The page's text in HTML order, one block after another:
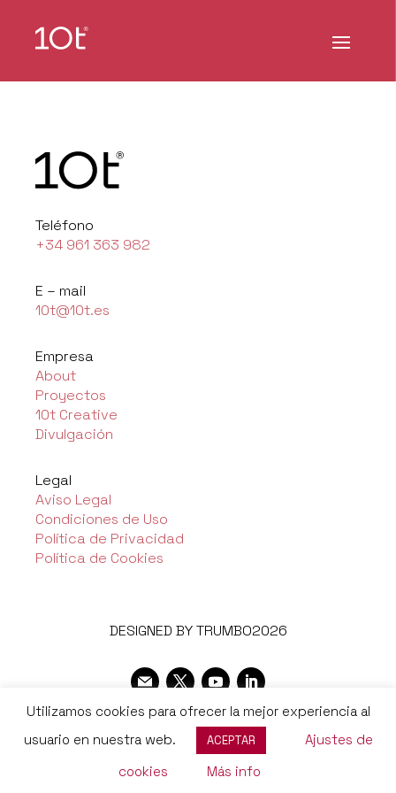
Teléfono
+34 961 363 982
E – mail
10t@10t.es
Empresa
About
Proyectos
10t Creative
Divulgación
Legal
Aviso Legal
Condiciones de Uso
Política de Privacidad
Política de Cookies
DESIGNED BY TRUMBO2026
Utilizamos cookies para ofrecer la mejor experiencia al
usuario en nuestra web.
ACEPTAR
Ajustes de
cookies
Más info